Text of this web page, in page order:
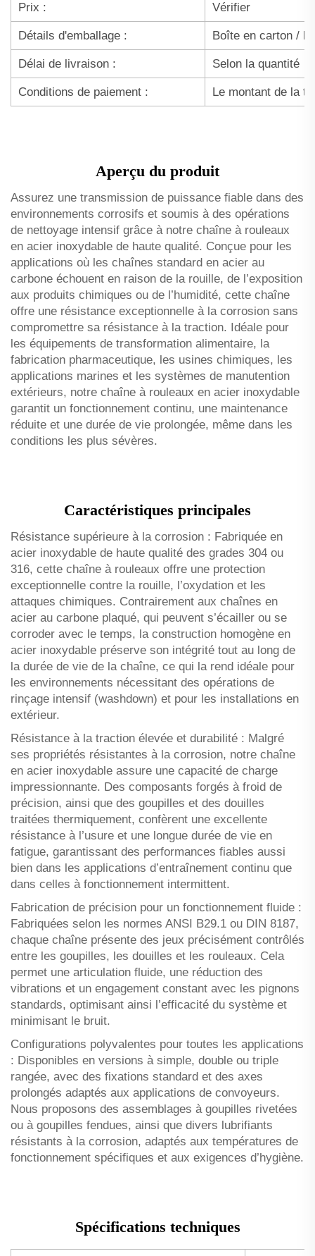
Prix : Vérifier
Détails d'emballage : Boîte en carton /
Délai de livraison : Selon la quantité
Conditions de paiement : Le montant de la
Aperçu du produit
Assurez une transmission de puissance fiable dans des
environnements corrosifs et soumis à des opérations
de nettoyage intensif grâce à notre chaîne à rouleaux
en acier inoxydable de haute qualité. Conçue pour les
applications où les chaînes standard en acier au
carbone échouent en raison de la rouille, de l’exposition
aux produits chimiques ou de l’humidité, cette chaîne
offre une résistance exceptionnelle à la corrosion sans
compromettre sa résistance à la traction. Idéale pour
les équipements de transformation alimentaire, la
fabrication pharmaceutique, les usines chimiques, les
applications marines et les systèmes de manutention
extérieurs, notre chaîne à rouleaux en acier inoxydable
garantit un fonctionnement continu, une maintenance
réduite et une durée de vie prolongée, même dans les
conditions les plus sévères.
Caractéristiques principales
Résistance supérieure à la corrosion : Fabriquée en
acier inoxydable de haute qualité des grades 304 ou
316, cette chaîne à rouleaux offre une protection
exceptionnelle contre la rouille, l’oxydation et les
attaques chimiques. Contrairement aux chaînes en
acier au carbone plaqué, qui peuvent s’écailler ou se
corroder avec le temps, la construction homogène en
acier inoxydable préserve son intégrité tout au long de
la durée de vie de la chaîne, ce qui la rend idéale pour
les environnements nécessitant des opérations de
rinçage intensif (washdown) et pour les installations en
extérieur.
Résistance à la traction élevée et durabilité : Malgré
ses propriétés résistantes à la corrosion, notre chaîne
en acier inoxydable assure une capacité de charge
impressionnante. Des composants forgés à froid de
précision, ainsi que des goupilles et des douilles
traitées thermiquement, confèrent une excellente
résistance à l’usure et une longue durée de vie en
fatigue, garantissant des performances fiables aussi
bien dans les applications d’entraînement continu que
dans celles à fonctionnement intermittent.
Fabrication de précision pour un fonctionnement fluide :
Fabriquées selon les normes ANSI B29.1 ou DIN 8187,
chaque chaîne présente des jeux précisément contrôlés
entre les goupilles, les douilles et les rouleaux. Cela
permet une articulation fluide, une réduction des
vibrations et un engagement constant avec les pignons
standards, optimisant ainsi l’efficacité du système et
minimisant le bruit.
Configurations polyvalentes pour toutes les applications
: Disponibles en versions à simple, double ou triple
rangée, avec des fixations standard et des axes
prolongés adaptés aux applications de convoyeurs.
Nous proposons des assemblages à goupilles rivetées
ou à goupilles fendues, ainsi que divers lubrifiants
résistants à la corrosion, adaptés aux températures de
fonctionnement spécifiques et aux exigences d’hygiène.
Spécifications techniques